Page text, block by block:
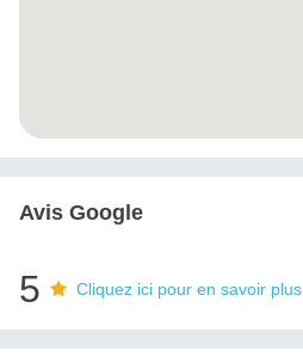
Avis Google
5 Cliquez ici pour en savoir plus